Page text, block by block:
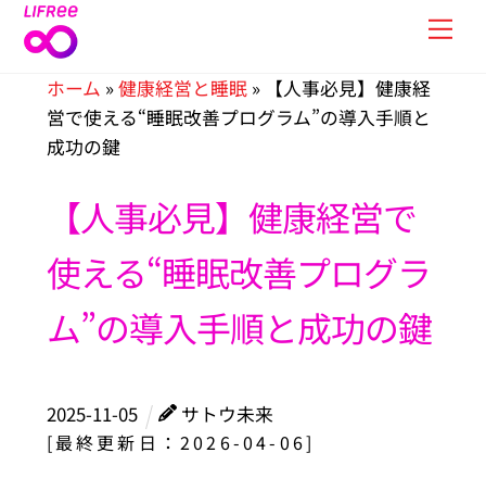
Skip
ホーム »健康経営と睡眠 »【人事必見】健康経
営で使える“睡眠改善プログラム”の導入手順と
成功の鍵
【人事必見】健康経営で
使える“睡眠改善プログラ
ム”の導入手順と成功の鍵
2025-11-05
サトウ未来
[最終更新日：2026-04-06]